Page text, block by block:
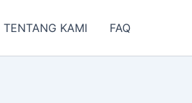
TENTANG KAMI FAQ